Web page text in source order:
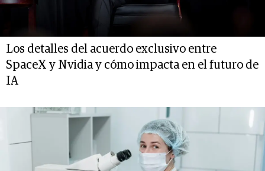
Los detalles del acuerdo exclusivo entre
SpaceX y Nvidia y cómo impacta en el futuro de
IA